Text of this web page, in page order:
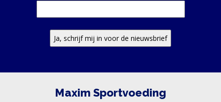
Maxim Sportvoeding